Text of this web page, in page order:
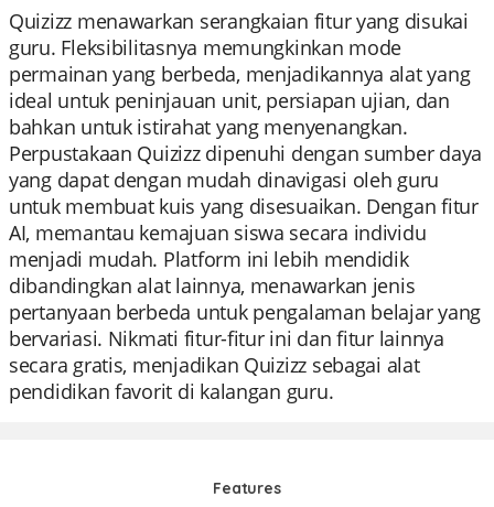
Quizizz menawarkan serangkaian fitur yang disukai
guru. Fleksibilitasnya memungkinkan mode
permainan yang berbeda, menjadikannya alat yang
ideal untuk peninjauan unit, persiapan ujian, dan
bahkan untuk istirahat yang menyenangkan.
Perpustakaan Quizizz dipenuhi dengan sumber daya
yang dapat dengan mudah dinavigasi oleh guru
untuk membuat kuis yang disesuaikan. Dengan fitur
AI, memantau kemajuan siswa secara individu
menjadi mudah. Platform ini lebih mendidik
dibandingkan alat lainnya, menawarkan jenis
pertanyaan berbeda untuk pengalaman belajar yang
bervariasi. Nikmati fitur-fitur ini dan fitur lainnya
secara gratis, menjadikan Quizizz sebagai alat
pendidikan favorit di kalangan guru.
Features